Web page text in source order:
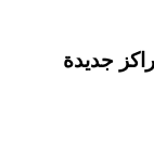
مراكز جديدة